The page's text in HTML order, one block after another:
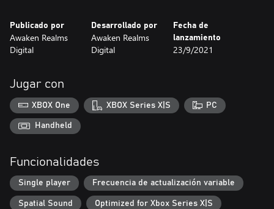
Publicado por
Awaken Realms
Digital
Desarrollado por
Awaken Realms
Digital
Fecha de
lanzamiento
23/9/2021
Jugar con
XBOX One XBOX Series X|S PC
Handheld
Funcionalidades
Single player Frecuencia de actualización variable
Spatial Sound Optimized for Xbox Series X|S